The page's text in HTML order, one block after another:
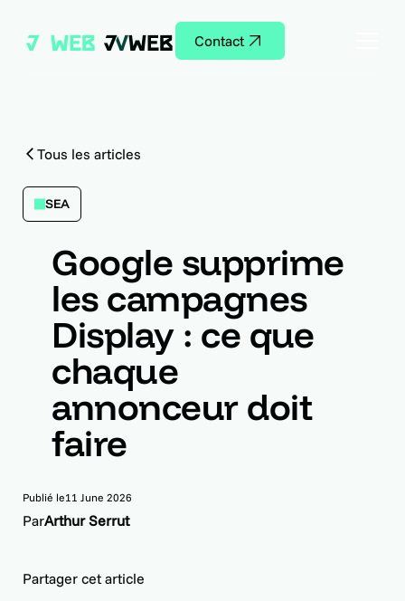
Contact
Tous les articles
SEA
Google supprime
les campagnes
Display : ce que
chaque
annonceur doit
faire
Publié le11 June 2026
ParArthur Serrut
Partager cet article